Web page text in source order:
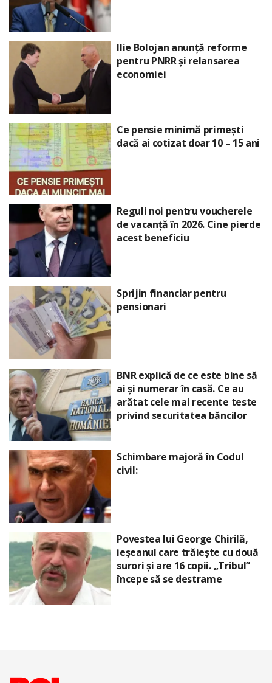
Ilie Bolojan anunță reforme
pentru PNRR și relansarea
economiei
Ce pensie minimă primești
dacă ai cotizat doar 10 – 15 ani
Reguli noi pentru voucherele
de vacanță în 2026. Cine pierde
acest beneficiu
Sprijin financiar pentru
pensionari
BNR explică de ce este bine să
ai și numerar în casă. Ce au
arătat cele mai recente teste
privind securitatea băncilor
Schimbare majoră în Codul
civil:
Povestea lui George Chirilă,
ieșeanul care trăiește cu două
surori și are 16 copii. „Tribul”
începe să se destrame